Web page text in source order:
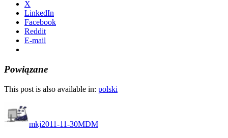
X
LinkedIn
Facebook
Reddit
E-mail
Powiązane
This post is also available in: polski
mkj2011-11-30MDM